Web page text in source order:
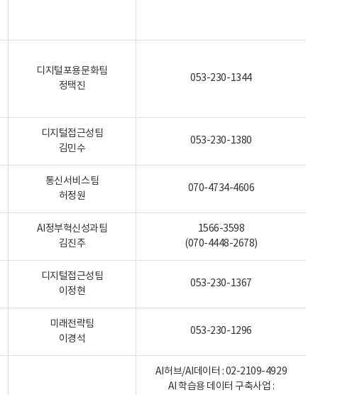
디지털포용문화팀
정택진
053-230-1344
디지털접근성팀
김민수
053-230-1380
통신서비스팀
허정원
070-4734-4606
AI정부혁신성과팀
김진주
1566-3598
(070-4448-2678)
디지털접근성팀
이정현
053-230-1367
미래전략팀
이경석
053-230-1296
AI허브/AI데이터 : 02-2109-4929
AI 학습용 데이터 구축사업 :